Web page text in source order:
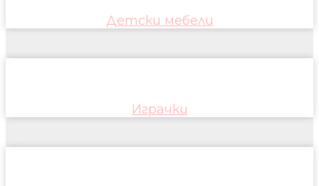
Детски мебели
Играчки